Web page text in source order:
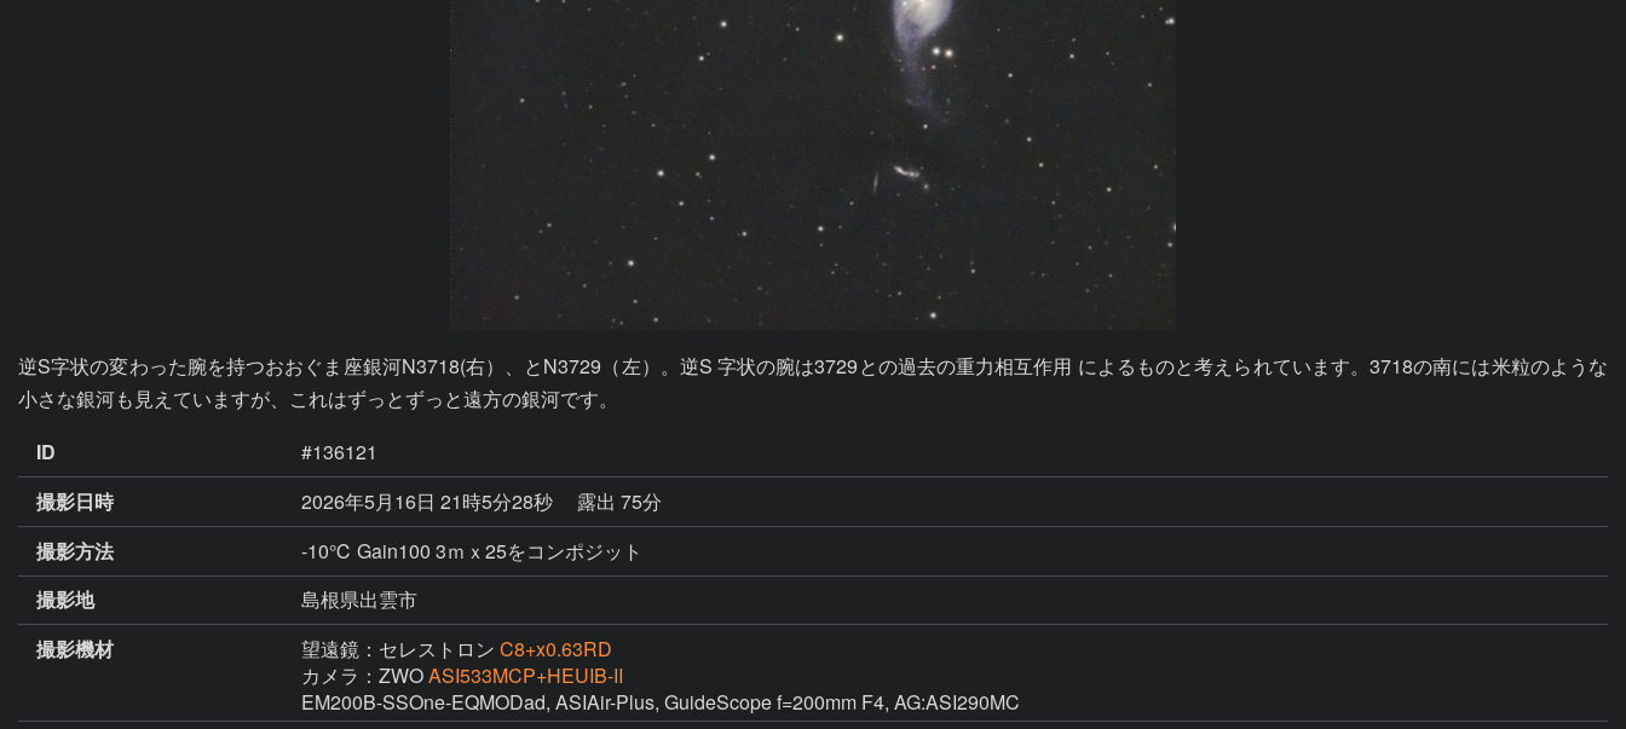
逆S字状の変わった腕を持つおおぐま座銀河N3718(右）、とN3729（左）。逆S 字状の腕は3729との過去の重力相互作用 によるものと考えられています。3718の南には米粒のような
小さな銀河も見えていますが、これはずっとずっと遠方の銀河です。
ID
#136121
撮影日時
2026年5月16日 21時5分28秒
露出 75分
撮影方法
-10℃ Gain100 3ｍｘ25をコンポジット
撮影地
島根県出雲市
撮影機材
望遠鏡：セレストロン C8+x0.63RD
カメラ：ZWOASI533MCP+HEUIB-II
EM200B-SSOne-EQMODad, ASIAir-Plus, GuideScope f=200mm F4, AG:ASI290MC